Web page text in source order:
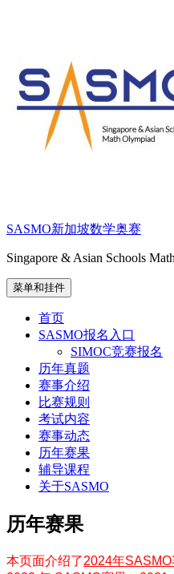
SASMO新加坡数学奥赛
Singapore & Asian Schools
菜单和挂件
首页
SASMO报名入口
SIMOC竞赛报名
历年真题
赛事介绍
比赛规则
考试内容
赛事动态
历年赛果
辅导课程
关于SASMO
历年赛果
本页面介绍了2024年